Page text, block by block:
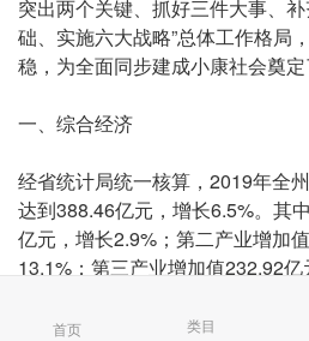
突出两个关键、抓好三件大事、
础、实施六大战略”总体工作格局
稳，为全面同步建成小康社会奠定
一、综合经济
经省统计局统一核算，2019年全
达到388.46亿元，增长6.5%。其
亿元，增长2.9%；第二产业增加
13.1%；第三产业增加值232.92
业增加值对GDP增长的贡献率分
首页 类目